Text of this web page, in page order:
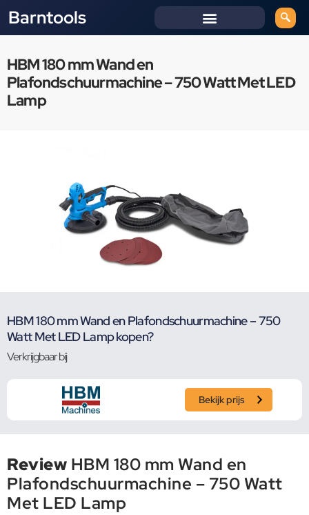
Barntools
HBM 180 mm Wand en
Plafondschuurmachine – 750 Watt Met LED
Lamp
HBM 180 mm Wand en Plafondschuurmachine – 750
Watt Met LED Lamp kopen?
Verkrijgbaar bij
Bekijk prijs
Review HBM 180 mm Wand en
Plafondschuurmachine – 750 Watt
Met LED Lamp